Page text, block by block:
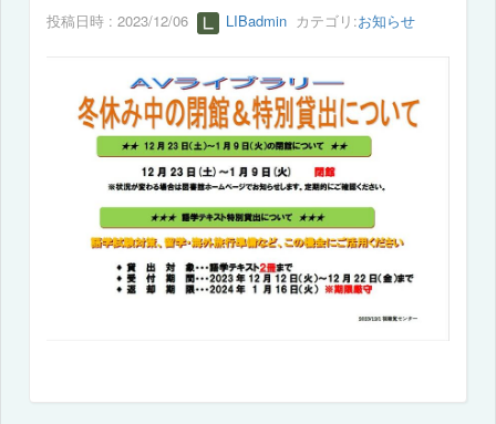
投稿日時 : 2023/12/06 LIBadmin カテゴリ:お知らせ